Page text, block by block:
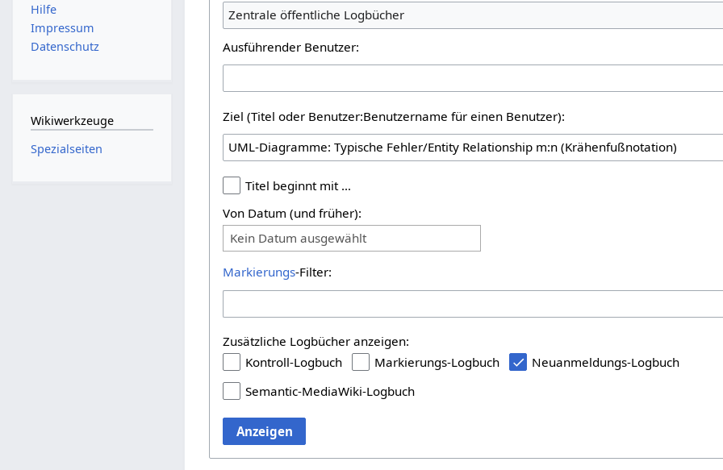
Zentrale öffentliche Logbücher
Ausführender Benutzer:
Ziel (Titel oder Benutzer:Benutzername für einen Benutzer):
Titel beginnt mit …
Von Datum (und früher):
Kein Datum ausgewählt
Markierungs-Filter:
Zusätzliche Logbücher anzeigen:
Kontroll-Logbuch
Markierungs-Logbuch
Neuanmeldungs-Logbuch
Semantic-MediaWiki-Logbuch
Anzeigen
Hilfe
Impressum
Datenschutz
Wikiwerkzeuge
Spezialseiten